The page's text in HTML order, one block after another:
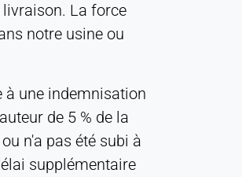
La force
notre usine ou
à une indemnisation
de 5 % de la
n'a pas été subi à
supplémentaire